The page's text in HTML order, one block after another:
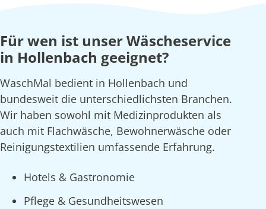
Für wen ist unser Wäscheservice
in Hollenbach geeignet?
WaschMal bedient in Hollenbach und
bundesweit die unterschiedlichsten Branchen.
Wir haben sowohl mit Medizinprodukten als
auch mit Flachwäsche, Bewohnerwäsche oder
Reinigungstextilien umfassende Erfahrung.
Hotels & Gastronomie
Pflege & Gesundheitswesen